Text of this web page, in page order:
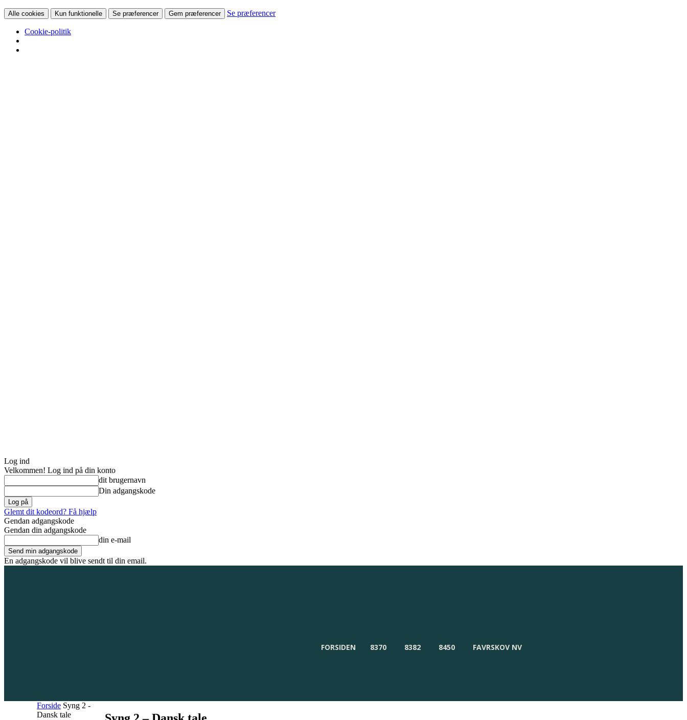
Alle cookies Kun funktionelle Se præferencer Gem præferencer Se præferencer
Cookie-politik
Log ind
Velkommen! Log ind på din konto
dit brugernavn
Din adgangskode
Glemt dit kodeord? Få hjælp
Gendan adgangskode
Gendan din adgangskode
din e-mail
En adgangskode vil blive sendt til din email.
FORSIDEN 8370 8382 8450 FAVRSKOV NV
Forside Syng 2 -
Dansk tale